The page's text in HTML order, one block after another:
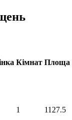
Кімнат Площа
1 1127.5